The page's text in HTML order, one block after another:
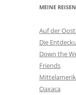
MEINE REISEN
Auf der
Die
Down the
Friends
Oaxaca